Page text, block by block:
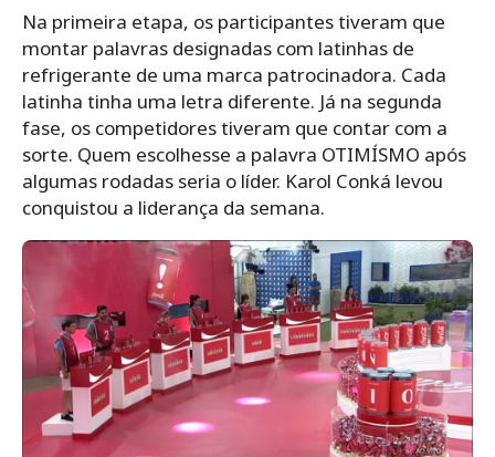
Na primeira etapa, os participantes tiveram que
montar palavras designadas com latinhas de
refrigerante de uma marca patrocinadora. Cada
latinha tinha uma letra diferente. Já na segunda
fase, os competidores tiveram que contar com a
sorte. Quem escolhesse a palavra OTIMÍSMO após
algumas rodadas seria o líder. Karol Conká levou
conquistou a liderança da semana.